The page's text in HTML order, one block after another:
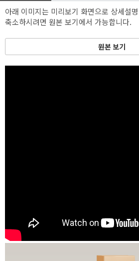
아래 이미지는 미리보기 화면으로 상세설
축소하시려면 원본 보기에서 가능합니다.
원본 보기